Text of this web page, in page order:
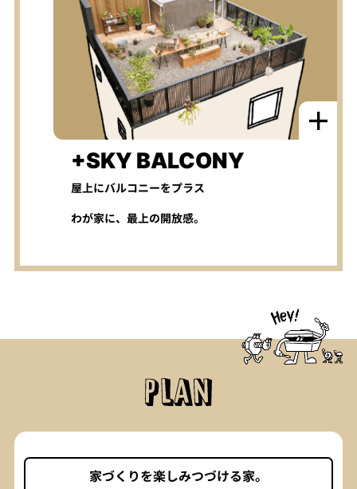
+SKY BALCONY
屋上にバルコニーをプラス
わが家に、最上の開放感。
家づくりを楽しみつづける家。